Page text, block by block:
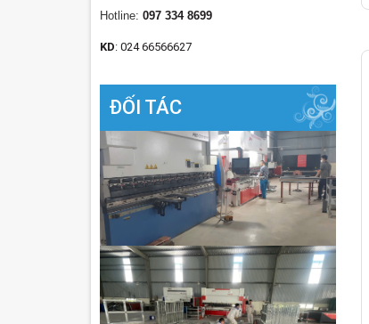
Hotline: 097 334 8699
KD: 024 66566627
ĐỐI TÁC